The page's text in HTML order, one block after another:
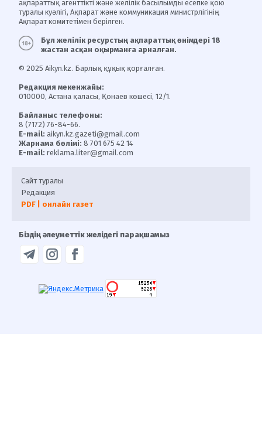
ақпараттық агенттікті және желілік басылымды есепке қою
туралы куәлігі, Ақпарат және коммуникация министрлігінің
Ақпарат комитетімен берілген.
Бұл желілік ресурстың ақпараттық өнімдері 18
жастан асқан оқырманға арналған.
© 2025 Aikyn.kz. Барлық құқық қорғалған.
Редакция мекенжайы:
010000, Астана қаласы, Қонаев көшесі, 12/1.
Байланыс телефоны:
8 (7172) 76-84-66.
E-mail: aikyn.kz.gazeti@gmail.com
Жарнама бөлімі: 8 701 675 42 14
E-mail: reklama.liter@gmail.com
Сайт туралы
Редакция
PDF | онлайн газет
Біздің әлеуметтік желідегі парақшамыз